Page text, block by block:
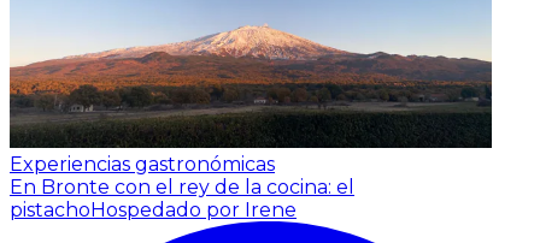
Experiencias gastronómicas
En Bronte con el rey de la cocina: el
pistachoHospedado por Irene